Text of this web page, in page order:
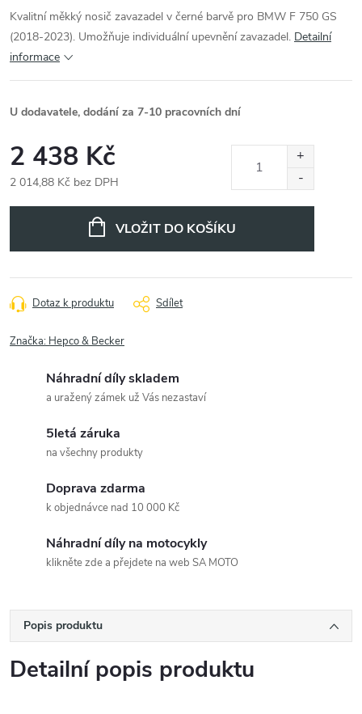
Kvalitní měkký nosič zavazadel v černé barvě pro BMW F 750 GS
(2018-2023). Umožňuje individuální upevnění zavazadel. Detailní
informace
U dodavatele, dodání za 7-10 pracovních dní
2 438 Kč
2 014,88 Kč bez DPH
VLOŽIT DO KOŠÍKU
Dotaz k produktu Sdílet
Značka: Hepco & Becker
Náhradní díly skladem
a uražený zámek už Vás nezastaví
5letá záruka
na všechny produkty
Doprava zdarma
k objednávce nad 10 000 Kč
Náhradní díly na motocykly
klikněte zde a přejdete na web SA MOTO
Popis produktu
Detailní popis produktu